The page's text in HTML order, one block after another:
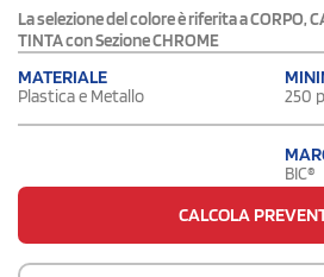
La selezione del colore è riferita a CORPO,
TINTA con Sezione CHROME
MATERIALE
Plastica e Metallo 250
BIC®
CALCOLA